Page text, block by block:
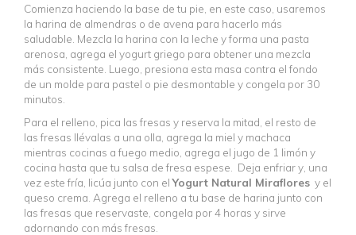
Comienza haciendo la base de tu pie, en este caso, usaremos
la harina de almendras o de avena para hacerlo más
saludable. Mezcla la harina con la leche y forma una pasta
arenosa, agrega el yogurt griego para obtener una mezcla
más consistente. Luego, presiona esta masa contra el fondo
de un molde para pastel o pie desmontable y congela por 30
minutos.
Para el relleno, pica las fresas y reserva la mitad, el resto de
las fresas llévalas a una olla, agrega la miel y machaca
mientras cocinas a fuego medio, agrega el jugo de 1 limón y
cocina hasta que tu salsa de fresa espese. Deja enfriar y, una
vez este fría, licúa junto con elYogurt Natural Miraflores y el
queso crema. Agrega el relleno a tu base de harina junto con
las fresas que reservaste, congela por 4 horas y sirve
adornando con más fresas.